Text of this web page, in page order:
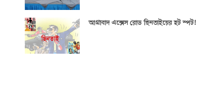
আগ্রাবাদ এক্সেস রোড ছিনতাইয়ের হট স্পট!